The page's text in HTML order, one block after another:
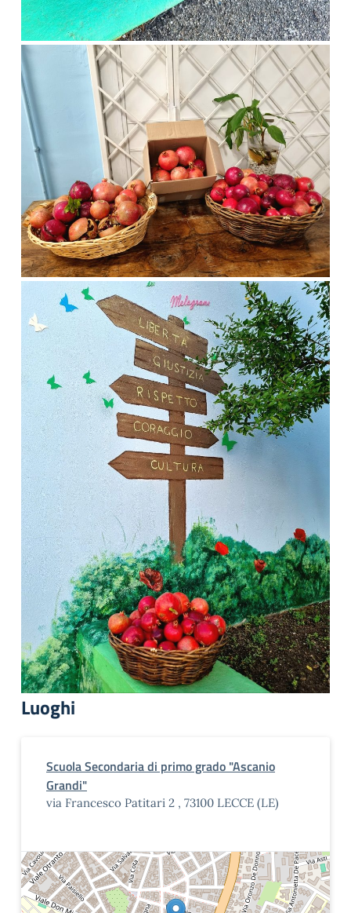
Luoghi
Scuola Secondaria di primo grado "Ascanio
Grandi"
via Francesco Patitari 2 , 73100 LECCE (LE)